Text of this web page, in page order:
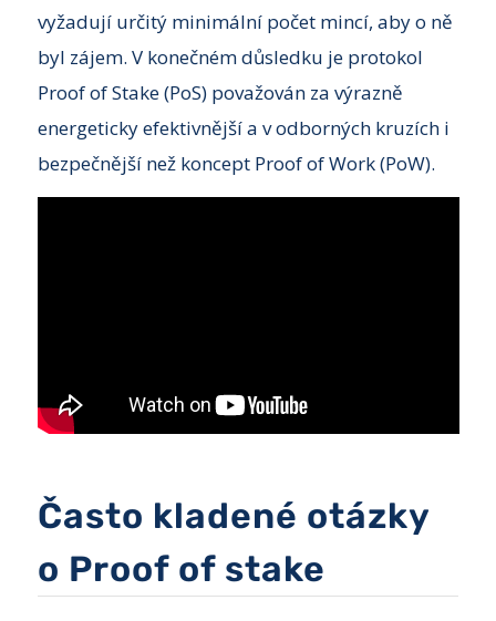
vyžadují určitý minimální počet mincí, aby o ně
byl zájem. V konečném důsledku je protokol
Proof of Stake (PoS) považován za výrazně
energeticky efektivnější a v odborných kruzích i
bezpečnější než koncept Proof of Work (PoW).
Často kladené otázky
o Proof of stake